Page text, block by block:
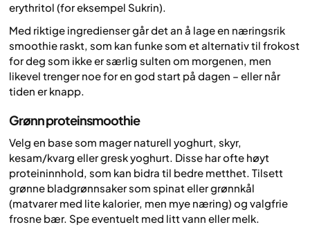
erythritol (for eksempel Sukrin).
Med riktige ingredienser går det an å lage en næringsrik
smoothie raskt, som kan funke som et alternativ til frokost
for deg som ikke er særlig sulten om morgenen, men
likevel trenger noe for en god start på dagen – eller når
tiden er knapp.
Grønn proteinsmoothie
Velg en base som mager naturell yoghurt, skyr,
kesam/kvarg eller gresk yoghurt. Disse har ofte høyt
proteininnhold, som kan bidra til bedre metthet. Tilsett
grønne bladgrønnsaker som spinat eller grønnkål
(matvarer med lite kalorier, men mye næring) og valgfrie
frosne bær. Spe eventuelt med litt vann eller melk.